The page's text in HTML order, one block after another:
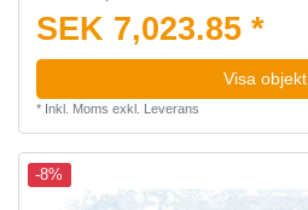
SEK 7,023.85 *
Visa objekt
* Inkl. Moms exkl. Leverans
-8%